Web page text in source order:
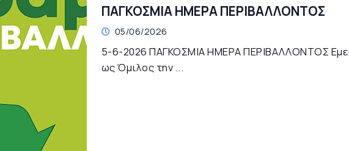
ΠΑΓΚΟΣΜΙΑ ΗΜΕΡΑ ΠΕΡΙΒΑΛΛΟΝΤΟΣ
05/06/2026
5-6-2026 ΠΑΓΚΟΣΜΙΑ ΗΜΕΡΑ ΠΕΡΙΒΑΛΛΟΝΤΟΣ
ως Όμιλος την ...